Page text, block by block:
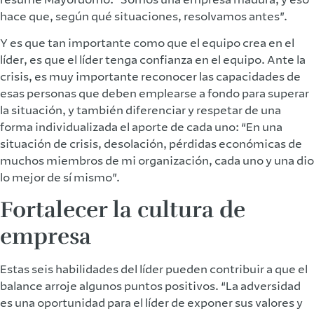
hace que, según qué situaciones, resolvamos antes”.
Y es que tan importante como que el equipo crea en el
líder, es que el líder tenga confianza en el equipo. Ante la
crisis, es muy importante reconocer las capacidades de
esas personas que deben emplearse a fondo para superar
la situación, y también diferenciar y respetar de una
forma individualizada el aporte de cada uno: “En una
situación de crisis, desolación, pérdidas económicas de
muchos miembros de mi organización, cada uno y una dio
lo mejor de sí mismo”.
Fortalecer la cultura de
empresa
Estas seis habilidades del líder pueden contribuir a que el
balance arroje algunos puntos positivos. “La adversidad
es una oportunidad para el líder de exponer sus valores y